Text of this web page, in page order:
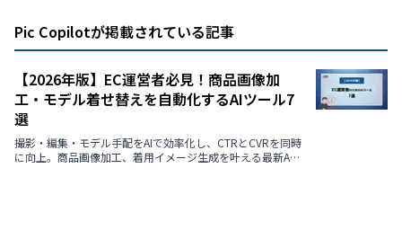
Pic Copilotが掲載されている記事
【2026年版】EC運営者必見！商品画像加
工・モデル着せ替えを自動化するAIツール7
選
撮影・編集・モデル手配をAIで効率化し、CTRとCVRを同時
に向上。商品画像加工、着用イメージ生成を叶える最新AI